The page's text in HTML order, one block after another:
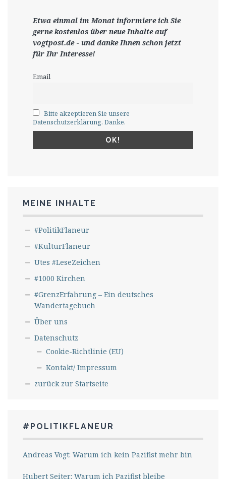
Etwa einmal im Monat informiere ich Sie
gernekostenlos über neue Inhalte auf
vogtpost.de- und danke Ihnen schon jetzt
für Ihr Interesse!
Email
Bitte akzeptieren Sie unsere
Datenschutzerklärung. Danke.
MEINE INHALTE
#PolitikFlaneur
#KulturFlaneur
Utes #LeseZeichen
#1000 Kirchen
#GrenzErfahrung – Ein deutsches
Wandertagebuch
Über uns
Datenschutz
Cookie-Richtlinie (EU)
Kontakt/ Impressum
zurück zur Startseite
#POLITIKFLANEUR
Andreas Vogt: Warum ich kein Pazifist mehr bin
Hubert Seiter: Warum ich Pazifist bleibe